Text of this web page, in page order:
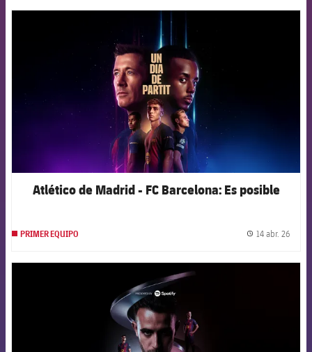
FCB Barcelona badge
Atlético de Madrid - FC Barcelona: Es posible
PRIMER EQUIPO 14 abr. 26
FCB Barcelona badge